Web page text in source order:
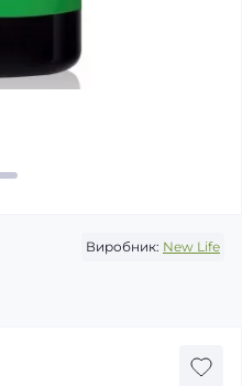
Виробник: New Life